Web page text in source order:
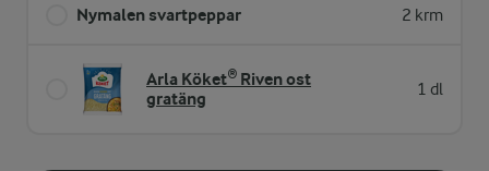
Nymalen svartpeppar 2 krm
Arla Köket® Riven ost
gratäng
1 dl